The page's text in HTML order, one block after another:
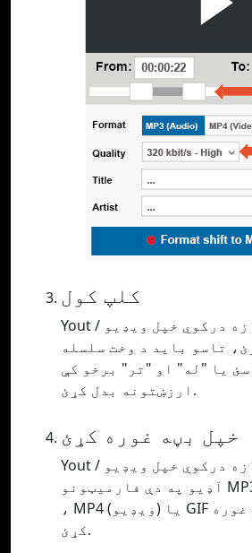
کلپ کول
Yout تاسو ته اجازه درکوي خپل ویډیو /
تاسو باید د وخت سلسله
یا "له" او "تر" برخو کې
ارزښتونه بدل کړئ.
خپل بڼه غوره کړئ
Yout تاسو ته اجازه درکوي خپل ویډیو /
آډیو په دې فارمیټونو MP3 یا WAV (آډیو)
، MP4 (ویډیو) یا GIF کې بدل کړئ. یو غوره
کړئ.